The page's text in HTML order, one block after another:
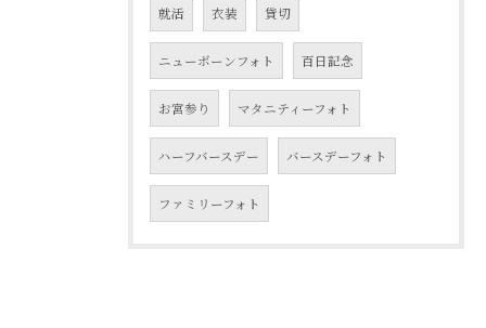
就活 衣装 貸切
ニューボーンフォト 百日記念
お宮参り マタニティーフォト
ハーフバースデー バースデーフォト
ファミリーフォト